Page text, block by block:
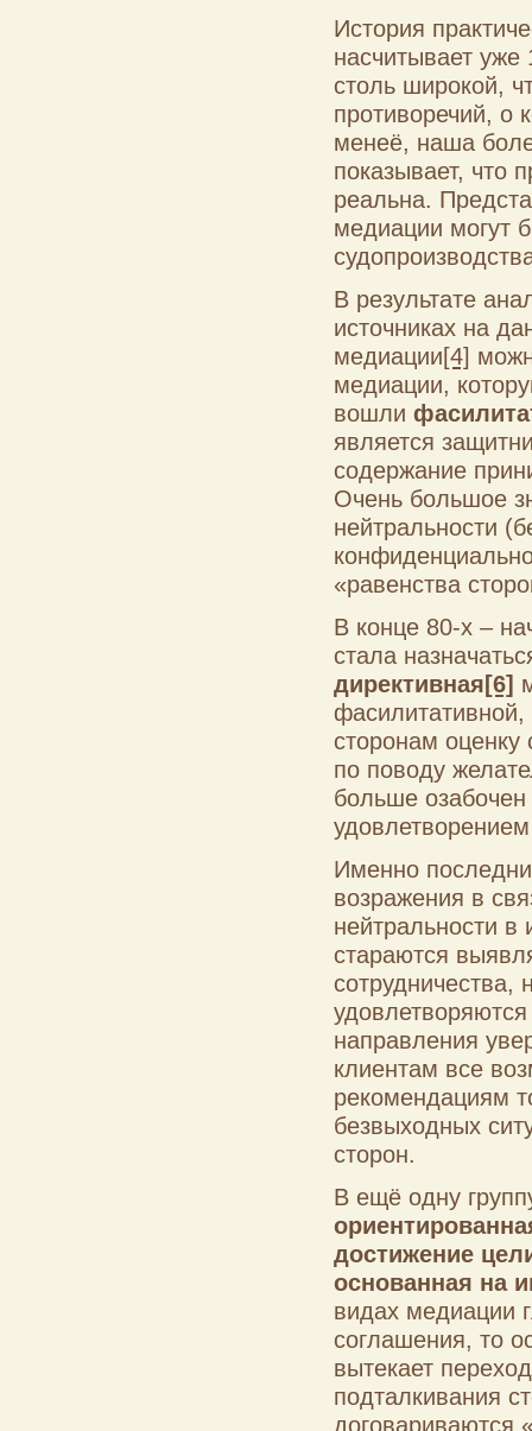
История
насчитывает
столь широкой,
противоречий, о
менеё, наша
показывает, что
реальна.
медиации могут
В результате
источниках на
медиации[4]
медиации,
вошли
является
содержание
Очень большое
нейтральности
«равенства
В конце 80-х –
стала
директивная[6]
сторонам оценку
по поводу
больше
Именно
возражения в
нейтральности
стараются
сотрудничества,
направления
клиентам все
рекомендациям
безвыходных
сторон.
В ещё одну
достижение
основанная на
видах медиации
соглашения, то
вытекает
подталкивания